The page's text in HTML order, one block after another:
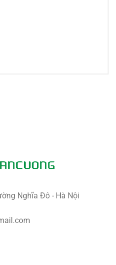
Nghĩa Đô - Hà Nội